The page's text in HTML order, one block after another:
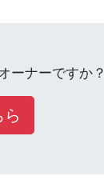
ーナーですか？